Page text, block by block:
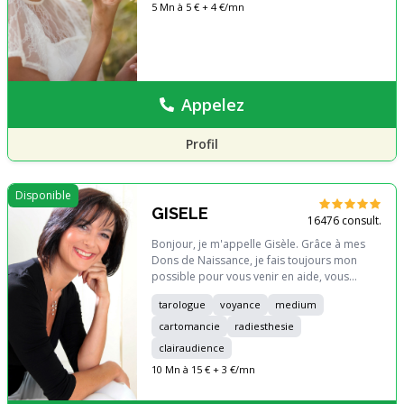
général. Je serai très heureuse de vous
5 Mn à 5 € + 4 €/mn
Appelez
Profil
Disponible
GISELE
16476 consult.
Bonjour, je m'appelle Gisèle. Grâce à mes
Dons de Naissance, je fais toujours mon
possible pour vous venir en aide, vous
éclairer sur votre avenir et vous apporter,
par mon ressenti de Medium et mes flashs
de Voyante mais aussi avec les précisions
que m'indiquent mes Tarots, mes Cartes et
mon Pendule, des réponses sincères aux
questions que vous vous posez et, ce,
tarologue voyance
medium
cartomancie
radiesthesie
clairaudience
10 Mn à 15 € + 3 €/mn